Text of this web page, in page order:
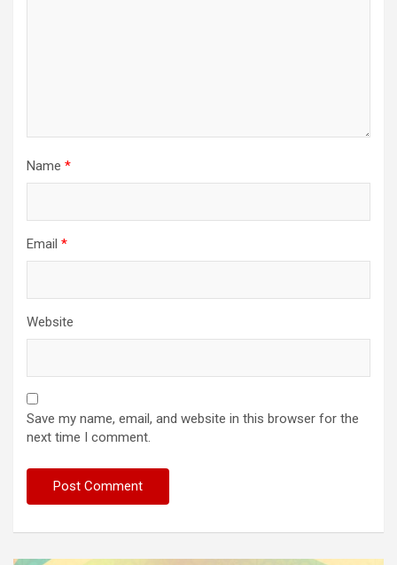
Name *
Email *
Website
Save my name, email, and website in this browser for the
next time I comment.